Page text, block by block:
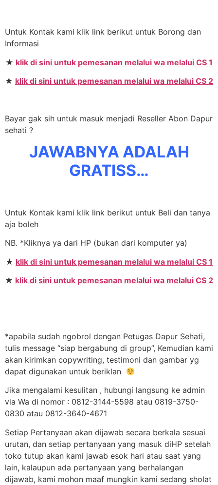
Untuk Kontak kami klik link berikut untuk Borong dan
Informasi
★ klik di sini untuk pemesanan melalui wa melalui CS 1
★ klik di sini untuk pemesanan melalui wa melalui CS 2
Bayar gak sih untuk masuk menjadi Reseller Abon Dapur
sehati ?
JAWABNYA ADALAH
GRATISS…
Untuk Kontak kami klik link berikut untuk Beli dan tanya
aja boleh
NB. *Kliknya ya dari HP (bukan dari komputer ya)
★ klik di sini untuk pemesanan melalui wa melalui CS 1
★ klik di sini untuk pemesanan melalui wa melalui CS 2
*apabila sudah ngobrol dengan Petugas Dapur Sehati,
tulis message “siap bergabung di group”, Kemudian kami
akan kirimkan copywriting, testimoni dan gambar yg
dapat digunakan untuk beriklan
Jika mengalami kesulitan , hubungi langsung ke admin
via Wa di nomor : 0812-3144-5598 atau 0819-3750-
0830 atau 0812-3640-4671
Setiap Pertanyaan akan dijawab secara berkala sesuai
urutan, dan setiap pertanyaan yang masuk diHP setelah
toko tutup akan kami jawab esok hari atau saat yang
lain, kalaupun ada pertanyaan yang berhalangan
dijawab, kami mohon maaf mungkin kami sedang sholat